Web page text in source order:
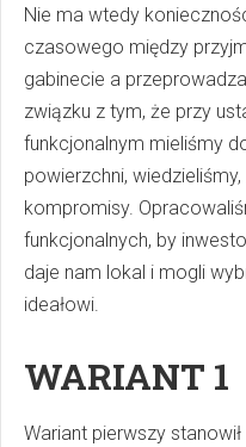
Nie ma wtedy
czasowego między
gabinecie a
związku z tym, że przy
funkcjonalnym mieliśmy
powierzchni,
kompromisy.
funkcjonalnych, by
daje nam lokal i mogli
ideałowi.
WARIANT 1
Wariant pierwszy